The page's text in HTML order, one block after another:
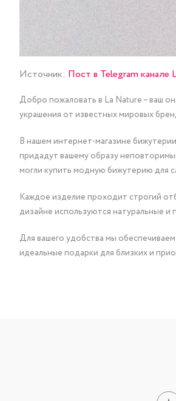
Источник: Пост в Telegram канале
Добро пожаловать в La Nature – ваш
украшения от известных мировых
В нашем интернет-магазине
придадут вашему образу
могли купить модную бижутерию для
Каждое изделие проходит строгий
дизайне используются натуральные
Для вашего удобства мы
идеальные подарки для близких и